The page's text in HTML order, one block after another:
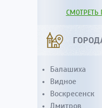
СМОТРЕТЬ
Балашиха
Видное
Воскресенск
Дмитров